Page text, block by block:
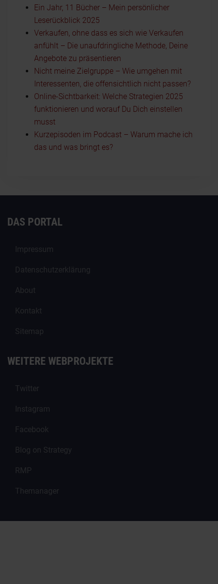
Ein Jahr, 11 Bücher – Mein persönlicher
Leserückblick 2025
Verkaufen, ohne dass es sich wie Verkaufen
anfühlt – Die unaufdringliche Methode, Deine
Angebote zu präsentieren
Nicht meine Zielgruppe – Wie umgehen mit
Interessenten, die offensichtlich nicht passen?
Online-Sichtbarkeit: Welche Strategien 2025
funktionieren und worauf Du Dich einstellen
musst
Kurzepisoden im Podcast – Warum mache ich
das und was bringt es?
DAS PORTAL
Impressum
Datenschutzerklärung
About
Kontakt
Sitemap
WEITERE WEBPROJEKTE
Twitter
Instagram
Facebook
Blog on Strategy
RMP
Themanager